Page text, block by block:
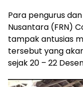
Para pengurus
Nusantara (FRN)
tampak antusias
tersebut yang
sejak 20 – 22